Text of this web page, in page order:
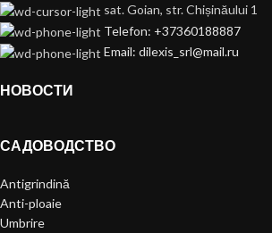
sat. Goian, str. Chișinăului 1
Telefon: +37360188887
Email: dilexis_srl@mail.ru
НОВОСТИ
САДОВОДСТВО
Antigrindină
Anti-ploaie
Umbrire